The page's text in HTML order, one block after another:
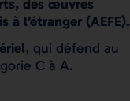
des œuvres
à l’étranger (AEFE).
, qui défend au
C à A.